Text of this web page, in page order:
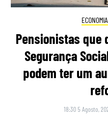
ECONOMIA
Pensionistas que
Segurança
podem ter um
18:30 5 Agosto,